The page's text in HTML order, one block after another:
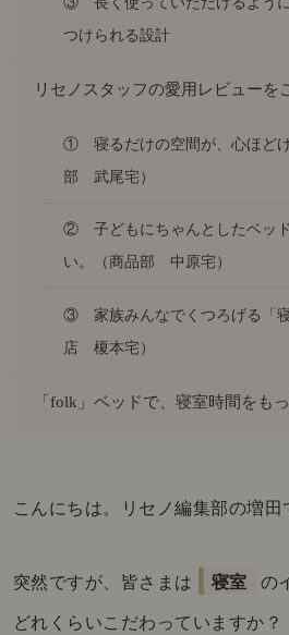
こんにちは。リセノ編集部の増田
突然ですが、皆さまは 寝室 の
どれくらいこだわっていますか？
つけられる設計
リセノスタッフの愛用レビューを
① 寝るだけの空間が、心ほど
部 武尾宅）
② 子どもにちゃんとしたベッ
い。（商品部 中原宅）
③ 家族みんなでくつろげる「
店 榎本宅）
「folk」ベッドで、寝室時間をも